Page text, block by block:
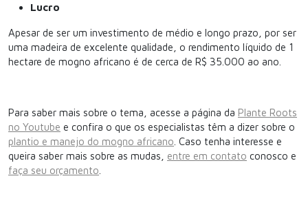
Lucro
Apesar de ser um investimento de médio e longo prazo, por ser
uma madeira de excelente qualidade, o rendimento líquido de 1
hectare de mogno africano é de cerca de R$ 35.000 ao ano.
Para saber mais sobre o tema, acesse a página da Plante Roots
no Youtube e confira o que os especialistas têm a dizer sobre o
plantio e manejo do mogno africano . Caso tenha interesse e
queira saber mais sobre as mudas, entre em contato conosco e
faça seu orçamento